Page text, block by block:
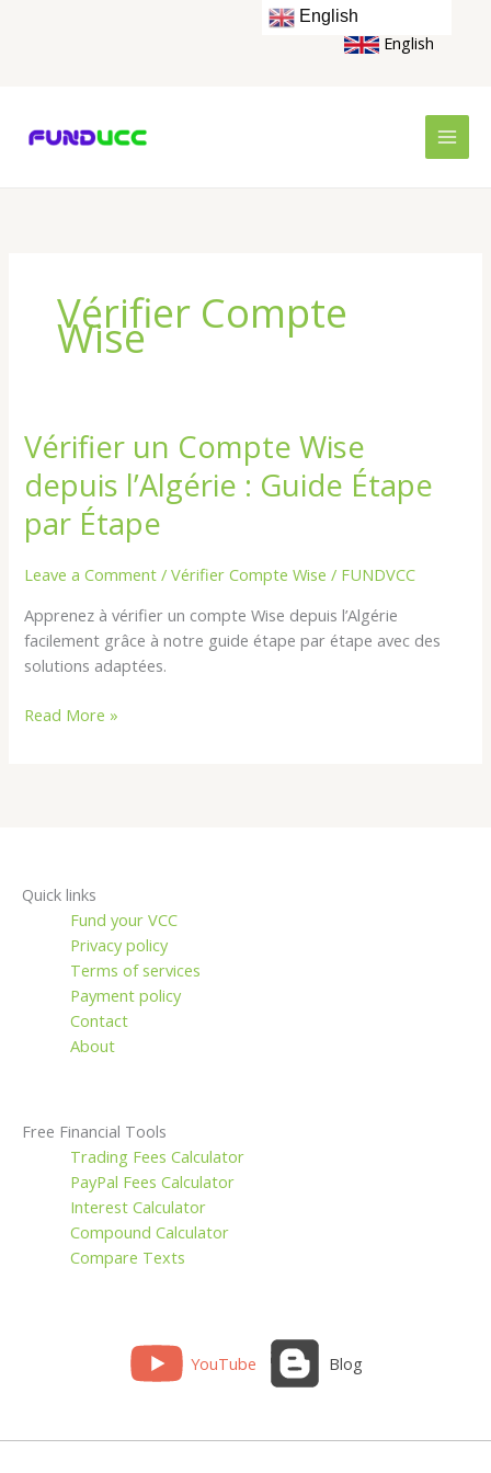
English
Vérifier Compte
Wise
Vérifier un Compte Wise
depuis l’Algérie : Guide Étape
par Étape
Leave a Comment /Vérifier Compte Wise / FUNDVCC
Apprenez à vérifier un compte Wise depuis l’Algérie
facilement grâce à notre guide étape par étape avec des
solutions adaptées.
Vérifier
un
Compte
Wise
depuis
Guide
Étape
par
Read More »
Quick links
Fund your VCC
Privacy policy
Terms of services
Payment policy
Contact
About
Free Financial Tools
Trading Fees Calculator
PayPal Fees Calculator
Interest Calculator
Compound Calculator
Compare Texts
YouTube Blog
English